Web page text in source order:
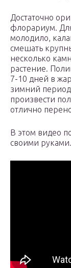
Достаточно
флорариум.
молодило,
смешать
несколько
растение.
7-10 дней в
зимний
произвести
отлично
В этом видео
своими руками.